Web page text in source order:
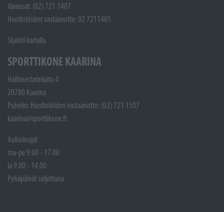
Varaosat: (02) 721 1407
Huoltotöiden vastaanotto: 02 7211405
Sijainti kartalla
SPORTTIKONE KAARINA
Hallimestarinkatu 4
20780 Kaarina
Puhelin: Huoltotöiden vastaanotto: (02) 721 1507
kaarina@sporttikone.fi
Aukioloajat
ma-pe 9.00 - 17.00
la 9.00 - 14.00
Pyhäpäivät suljettuna